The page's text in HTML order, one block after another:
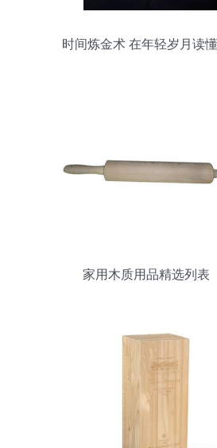
时间炼金术 在年轻岁月读
家用木质用品精选列表